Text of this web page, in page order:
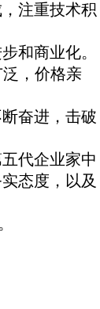
注重技术积
和商业化。
，价格亲
奋进，击破
代企业家中
态度，以及